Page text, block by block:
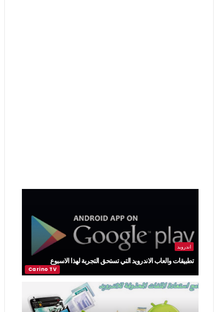
اندرويد
تطبيقات والعاب الاندرويد التي تستحق التجربة لهذا الاسبوع